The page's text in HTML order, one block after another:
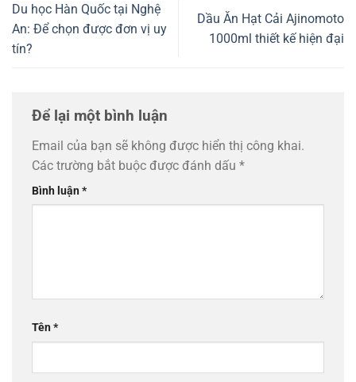
Du học Hàn Quốc tại Nghệ
An: Để chọn được đơn vị uy
tín?
Dầu Ăn Hạt Cải Ajinomoto
1000ml thiết kế hiện đại
Để lại một bình luận
Email của bạn sẽ không được hiển thị công khai.
Các trường bắt buộc được đánh dấu *
Bình luận*
Tên*